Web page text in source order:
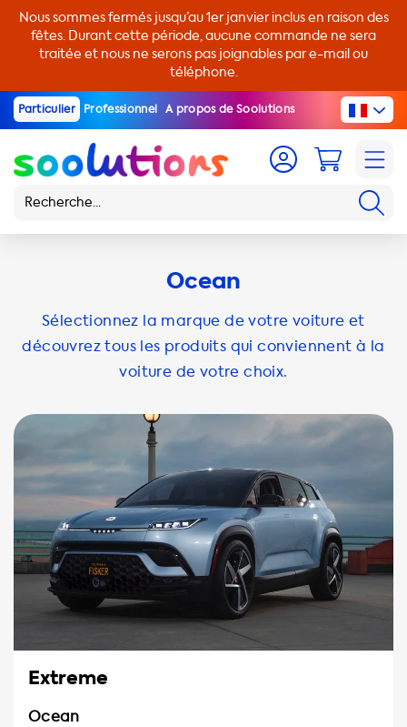
Nous sommes fermés jusqu’au 1er janvier inclus en raison des
fêtes. Durant cette période, aucune commande ne sera
traitée et nous ne serons pas joignables par e-mail ou
téléphone.
Particulier Professionnel A propos de Soolutions
Ocean
Sélectionnez la marque de votre voiture et
découvrez tous les produits qui conviennent à la
voiture de votre choix.
Extreme
Ocean